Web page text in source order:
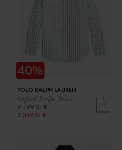
Oxford Stripe Shirt
POLO RALPH LAUREN
2 199 SEK
1 319 SEK